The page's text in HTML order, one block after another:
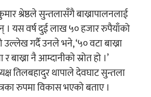
श्रेष्ठले सुन्तलासँगै बाख्रापालनलाई
। यस वर्ष दुई लाख ५० हजार रुपैयाँको
गर्दै उनले भने, ‘५० वटा बाख्रा
नै आम्दानीको स्रोत हो ।’
तिलबहादुर थापाले देवघाट सुन्तला
रुपमा विकास भएको बताए ।